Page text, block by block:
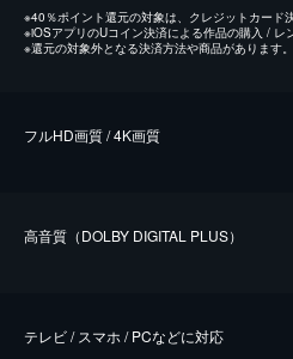
※40％ポイント還元の対象は、クレジットカード
※iOSアプリのUコイン決済による作品の購入 / レ
※還元の対象外となる決済方法や商品があります
フルHD画質 / 4K画質
⾼⾳質（DOLBY DIGITAL PLUS）
テレビ / スマホ / PCなどに対応